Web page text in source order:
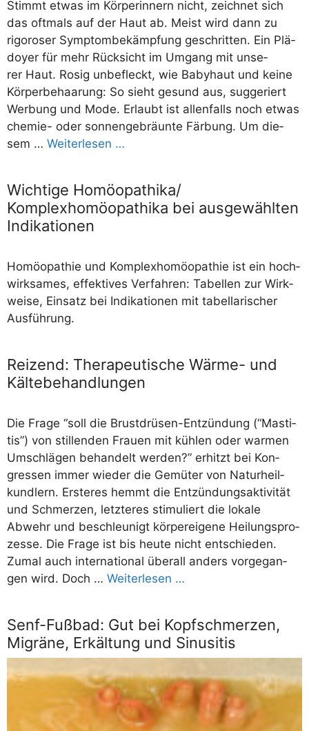
Stimmt etwas im Kör­per­in­nern nicht, zeich­net sich
das oft­mals auf der Haut ab. Meist wird dann zu
rigo­ro­ser Sym­ptom­be­kämp­fung geschrit­ten. Ein Plä­
doy­er für mehr Rück­sicht im Umgang mit unse­
rer Haut. Rosig unbe­fleckt, wie Baby­haut und kei­ne
Kör­per­be­haa­rung: So sieht gesund aus, sug­ge­riert
Wer­bung und Mode. Erlaubt ist allen­falls noch etwas
che­­mie- oder son­nen­ge­bräun­te Fär­bung. Um die­
sem … Wei­ter­le­sen …
Wichtige Homöopathika/​
Komplexhomöopathika bei ausgewählten
Indikationen
Homöo­pa­thie und Kom­plex­ho­möo­pa­thie ist ein hoch­
wirk­sa­mes, effek­ti­ves Ver­fah­ren: Tabel­len zur Wirk­
wei­se, Ein­satz bei Indi­ka­tio­nen mit tabel­la­ri­scher
Ausführung.
Reizend: Therapeutische Wärme- und
Kältebehandlungen
Die Fra­ge “soll die Brust­­­drü­­sen-Ent­­zün­­dung (“Masti­
tis”) von stil­len­den Frau­en mit küh­len oder war­men
Umschlä­gen behan­delt wer­den?” erhitzt bei Kon­
gres­sen immer wie­der die Gemü­ter von Natur­heil­
kund­lern. Ers­te­res hemmt die Ent­zün­dungs­ak­ti­vi­tät
und Schmer­zen, letz­te­res sti­mu­liert die loka­le
Abwehr und beschleu­nigt kör­per­ei­ge­ne Hei­lungs­pro­
zes­se. Die Fra­ge ist bis heu­te nicht ent­schie­den.
Zumal auch inter­na­tio­nal über­all anders vor­ge­gan­
gen wird. Doch … Wei­ter­le­sen …
Senf-Fußbad: Gut bei Kopfschmerzen,
Migräne, Erkältung und Sinusitis